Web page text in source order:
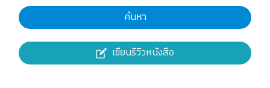
ค้นหา
เขียนรีวิวหนังสือ